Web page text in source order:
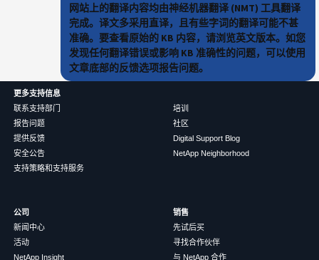
网站上的翻译内容均由神经机器翻译 (NMT) 工具翻译
完成。译文多采用直译，且有些字词的翻译可能不甚
准确。要查看原始的 KB 内容，请浏览英文版本。如您
发现任何翻译错误或影响 KB 准确性的问题，可以使用
文章底部的反馈选项报告问题。
更多支持信息
联系支持部门
报告问题
提供反馈
安全公告
支持策略和支持服务
培训
社区
Digital Support Blog
NetApp Neighborhood
公司
新闻中心
活动
NetApp Insight
销售
先试后买
寻找合作伙伴
与 NetApp 合作